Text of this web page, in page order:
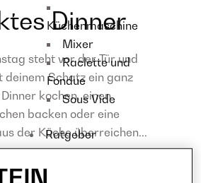
Küchenmaschine
Mixer
Raclette und
Fondue
Sous Vide
Ratgeber
Klarstein shop
Dinner
steht vor der Tür und
deinem Schatz ein ganz
kochen, einen
backen oder eine
der Küche überreichen...